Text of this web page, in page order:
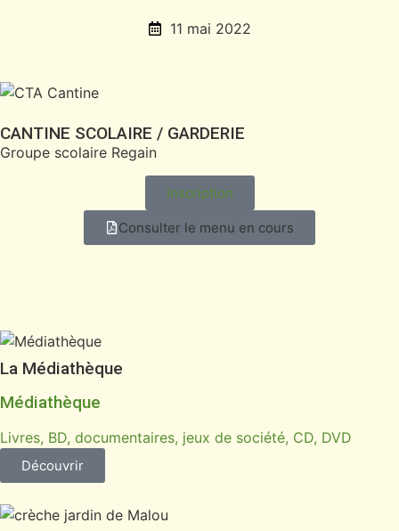
11 mai 2022
CANTINE SCOLAIRE / GARDERIE
Groupe scolaire Regain
Inscription
Consulter le menu en cours
La Médiathèque
Médiathèque
Livres, BD, documentaires, jeux de société, CD, DVD
Découvrir